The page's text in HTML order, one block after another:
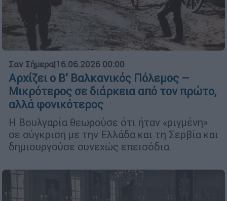
Σαν Σήμερα|16.06.2026 00:00
Αρχίζει ο Β’ Βαλκανικός Πόλεμος –
Μικρότερος σε διάρκεια από τον πρώτο,
αλλά φονικότερος
Η Βουλγαρία θεωρούσε ότι ήταν «ριγμένη»
σε σύγκριση με την Ελλάδα και τη Σερβία και
δημιουργούσε συνεχώς επεισόδια.